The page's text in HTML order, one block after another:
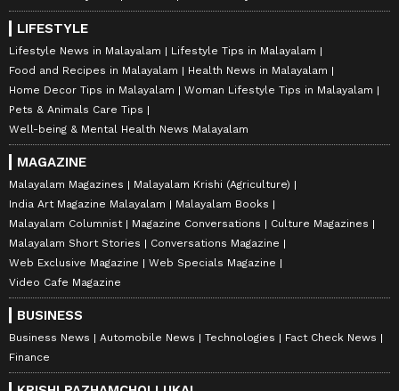
LIFESTYLE
Lifestyle News in Malayalam
Lifestyle Tips in Malayalam
Food and Recipes in Malayalam
Health News in Malayalam
Home Decor Tips in Malayalam
Woman Lifestyle Tips in Malayalam
Pets & Animals Care Tips
Well-being & Mental Health News Malayalam
MAGAZINE
Malayalam Magazines
Malayalam Krishi (Agriculture)
India Art Magazine Malayalam
Malayalam Books
Malayalam Columnist
Magazine Conversations
Culture Magazines
Malayalam Short Stories
Conversations Magazine
Web Exclusive Magazine
Web Specials Magazine
Video Cafe Magazine
BUSINESS
Business News Automobile News Technologies
Fact Check News
Finance